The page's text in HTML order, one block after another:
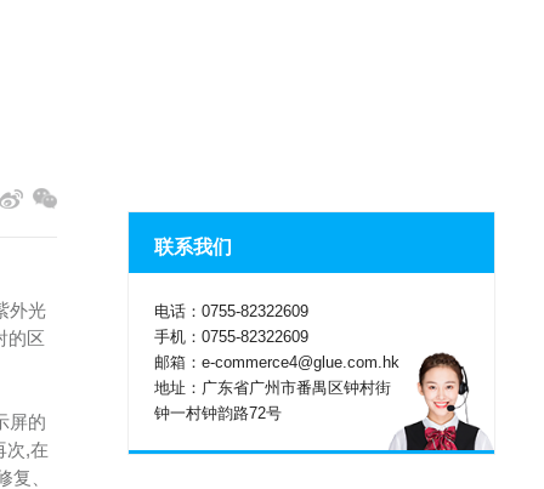
外光
的区
屏的
次,在
复、
联系我们
电话：0755-82322609
手机：0755-82322609
邮箱：e-commerce4@glue.com.hk
地址：广东省广州市番禺区钟村街
钟一村钟韵路72号